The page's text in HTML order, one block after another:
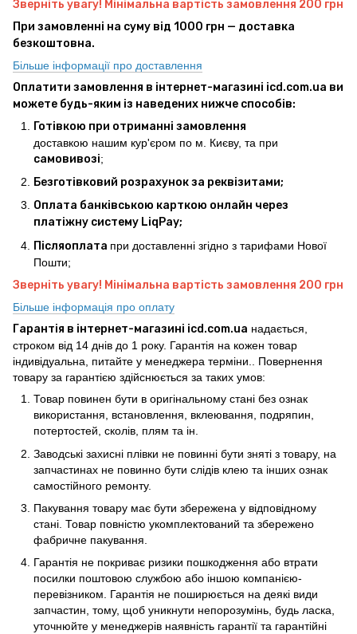
Зверніть увагу! Мінімальна вартість замовлення 200 грн
При замовленні на суму від 1000 грн — доставка
безкоштовна.
Більше інформації про доставлення
Оплатити замовлення в інтернет-магазині icd.com.ua ви
можете будь-яким із наведених нижче способів:
Готівкою при отриманні замовлення
доставкою нашим кур'єром по м. Києву, та при
самовивозі;
Безготівковий розрахунок за реквізитами;
Оплата банківською карткою онлайн через
платіжну систему LiqPay;
Післяоплата при доставленні згідно з тарифами Нової
Пошти;
Зверніть увагу! Мінімальна вартість замовлення 200 грн
Більше інформація про оплату
Гарантія в інтернет-магазині icd.com.ua надається,
строком від 14 днів до 1 року. Гарантія на кожен товар
індивідуальна, питайте у менеджера терміни.. Повернення
товару за гарантією здійснюється за таких умов:
Товар повинен бути в оригінальному стані без ознак
використання, встановлення, вклеювання, подряпин,
потертостей, сколів, плям та ін.
Заводські захисні плівки не повинні бути зняті з товару, на
запчастинах не повинно бути слідів клею та інших ознак
самостійного ремонту.
Пакування товару має бути збережена у відповідному
стані. Товар повністю укомплектований та збережено
фабричне пакування.
Гарантія не покриває ризики пошкодження або втрати
посилки поштовою службою або іншою компанією-
перевізником. Гарантія не поширюється на деякі види
запчастин, тому, щоб уникнути непорозумінь, будь ласка,
уточнюйте у менеджерів наявність гарантії та гарантійні